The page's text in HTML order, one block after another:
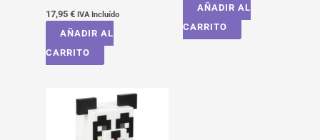
17,95 € IVA Incluído
AÑADIR AL
CARRITO
AÑADIR AL
CARRITO